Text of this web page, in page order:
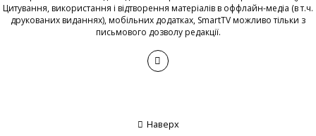
Цитування, використання і відтворення матеріалів в оффлайн-медіа (в т.ч.
друкованих виданнях), мобільних додатках, SmartTV можливо тільки з
письмового дозволу редакції.
Наверх